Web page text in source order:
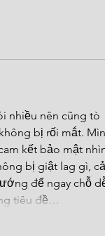
nhiều nên cũng tò
bị rối mắt.
kết bảo mật
bị giật lag gì,
để ngay chỗ
tiêu đề…